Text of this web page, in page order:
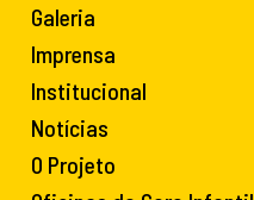
Galeria
Imprensa
Institucional
Notícias
O Projeto